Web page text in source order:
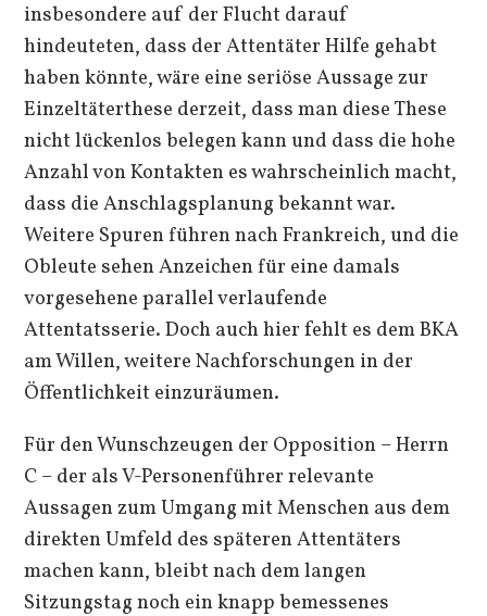
insbesondere auf der Flucht darauf
hindeuteten, dass der Attentäter Hilfe gehabt
haben könnte, wäre eine seriöse Aussage zur
Einzeltäterthese derzeit, dass man diese These
nicht lückenlos belegen kann und dass die hohe
Anzahl von Kontakten es wahrscheinlich macht,
dass die Anschlagsplanung bekannt war.
Weitere Spuren führen nach Frankreich, und die
Obleute sehen Anzeichen für eine damals
vorgesehene parallel verlaufende
Attentatsserie. Doch auch hier fehlt es dem BKA
am Willen, weitere Nachforschungen in der
Öffentlichkeit einzuräumen.
Für den Wunschzeugen der Opposition – Herrn
C – der als V-Personenführer relevante
Aussagen zum Umgang mit Menschen aus dem
direkten Umfeld des späteren Attentäters
machen kann, bleibt nach dem langen
Sitzungstag noch ein knapp bemessenes